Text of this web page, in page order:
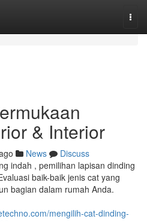
& Interior
News
Discuss
indah , pemilihan lapisan dinding
baik-baik jenis cat yang
bagian dalam rumah Anda.
mengilih-cat-dinding-